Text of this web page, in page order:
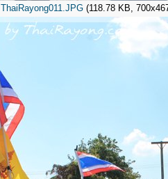
ThaiRayong011.JPG (118.78 KB,